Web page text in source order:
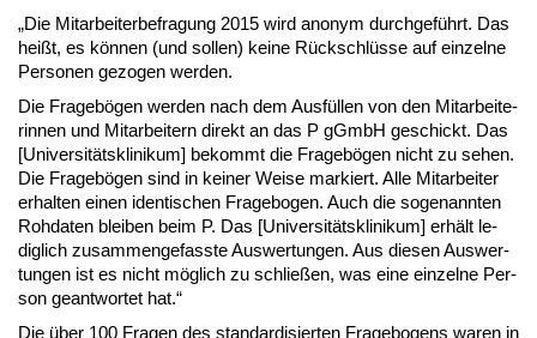
„Die Mit­ar­bei­ter­be­fra­gung 2015 wird an­onym durch­geführt. Das
heißt, es können (und sol­len) kei­ne Rück­schlüsse auf ein­zel­ne
Per­so­nen ge­zo­gen wer­den.
Die Fra­gebögen wer­den nach dem Ausfüllen von den Mit­ar­bei­te­
rin­nen und Mit­ar­bei­tern di­rekt an das P gGmbH ge­schickt. Das
[Uni­ver­sitätskli­ni­kum] be­kommt die Fra­gebögen nicht zu se­hen.
Die Fra­gebögen sind in kei­ner Wei­se mar­kiert. Al­le Mit­ar­bei­ter
er­hal­ten ei­nen iden­ti­schen Fra­ge­bo­gen. Auch die so­ge­nann­ten
Roh­da­ten blei­ben beim P. Das [Uni­ver­sitätskli­ni­kum] erhält le­
dig­lich zu­sam­men­ge­fass­te Aus­wer­tun­gen. Aus die­sen Aus­wer­
tun­gen ist es nicht möglich zu schließen, was ei­ne ein­zel­ne Per­
son ge­ant­wor­tet hat.“
Die über 100 Fra­gen des stan­dar­di­sier­ten Fra­ge­bo­gens wa­ren in